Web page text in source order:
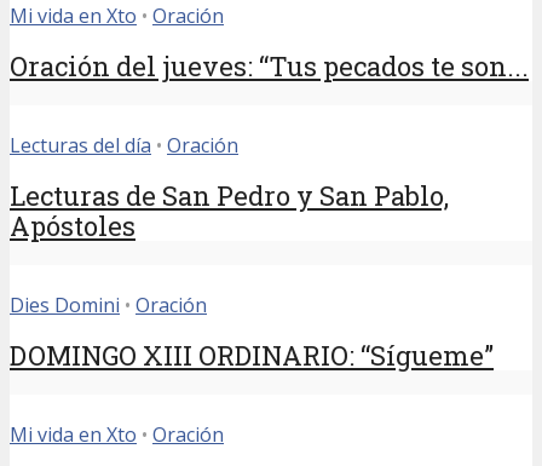
Mi vida en Xto • Oración
Oración del jueves: “Tus pecados te son...
Lecturas del día • Oración
Lecturas de San Pedro y San Pablo,
Apóstoles
Dies Domini • Oración
DOMINGO XIII ORDINARIO: “Sígueme”
Mi vida en Xto • Oración